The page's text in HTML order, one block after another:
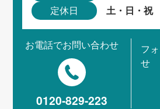
定休日 土・日・祝
お電話でお問い合わせ
0120-829-223
フ
せ